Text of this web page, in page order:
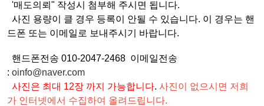
'매도의뢰" 작성시 첨부해 주시면 됩니다.
사진 용량이 클 경우 등록이 안될 수 있습니다. 이 경우는 핸
드폰 또는 이메일로 보내주시기 바랍니다.
핸드폰전송 010-2047-2468 이메일전송
: oinfo@naver.com
사진은 최대 12장 까지 가능합니다. 사진이 없으시면 저희
가 인터넷에서 수집하여 올려드립니다.